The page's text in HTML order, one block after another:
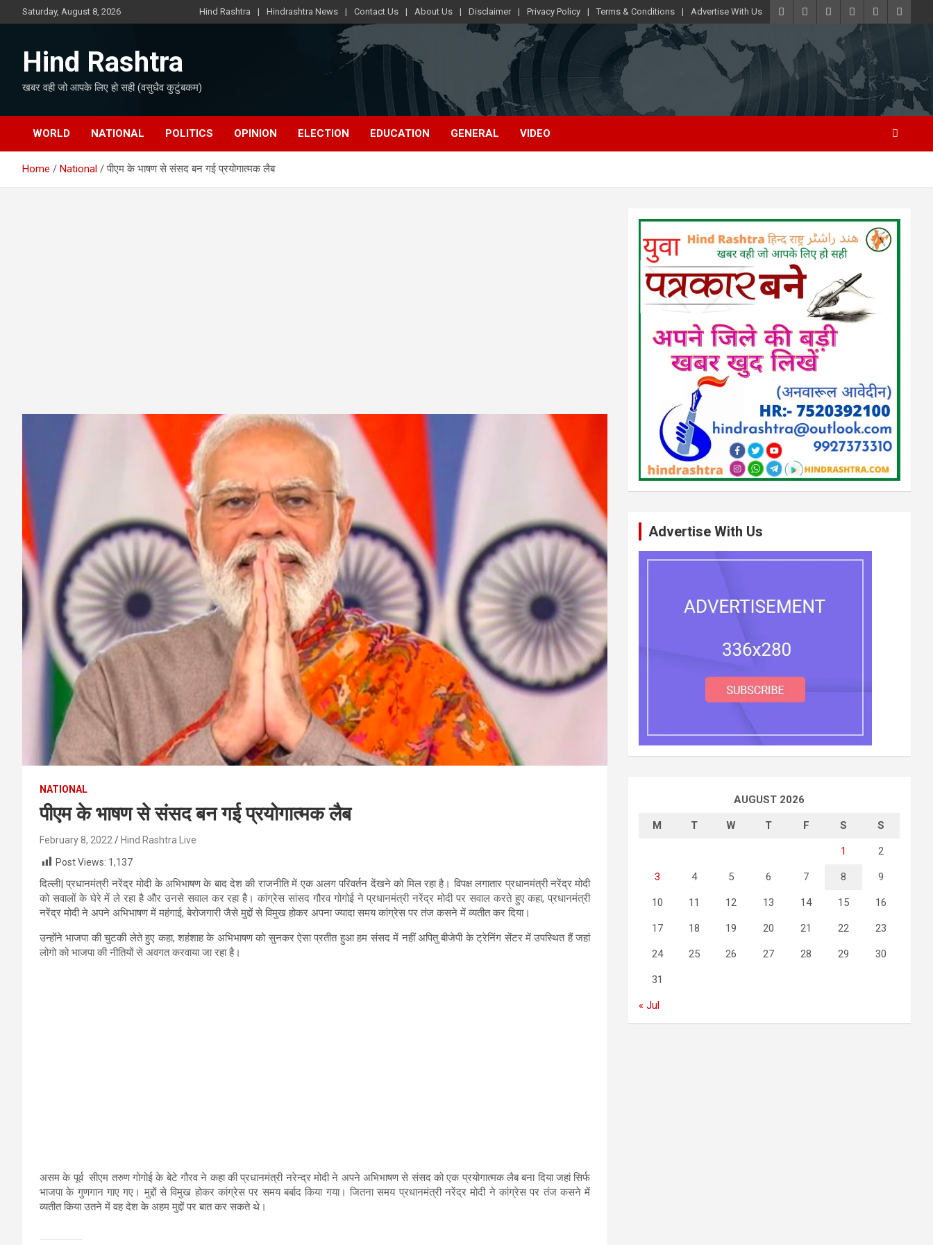
to
Saturday, August 8, 2026 Hind Rashtra Hindrashtra News Contact Us About Us Disclaimer Privacy Policy Terms & Conditions Advertise With Us
Hind Rashtra
खबर वही जो आपके लिए हो सही (वसुधैव कुटुंबकम)
WORLD NATIONAL POLITICS OPINION ELECTION EDUCATION GENERAL VIDEO
Home National पीएम के भाषण से संसद बन गई प्रयोगात्मक लैब
NATIONAL
पीएम के भाषण से संसद बन गई प्रयोगात्मक लैब
February 8, 2022
Hind Rashtra Live
Post Views: 1,137
दिल्ली| प्रधानमंत्री नरेंद्र मोदी के अभिभाषण के बाद देश की राजनीति में एक अलग परिवर्तन देंखने को मिल रहा है। विपक्ष लगातार प्रधानमंत्री नरेंद्र मोदी
को सवालों के घेरे में ले रहा है और उनसे सवाल कर रहा है। कांग्रेस सांसद गौरव गोगोई ने प्रधानमंत्री नरेंद्र मोदी पर सवाल करते हुए कहा, प्रधानमंत्री
नरेंद्र मोदी ने अपने अभिभाषण में महंगाई, बेरोजगारी जैसे मुद्दों से विमुख होकर अपना ज्यादा समय कांग्रेस पर तंज कसने में व्यतीत कर दिया।
उन्होंने भाजपा की चुटकी लेते हुए कहा, शहंशाह के अभिभाषण को सुनकर ऐसा प्रतीत हुआ हम संसद में नहीं अपितु बीजेपी के ट्रेनिंग सेंटर में उपस्थित हैं जहां
लोगो को भाजपा की नीतियों से अवगत करवाया जा रहा है।
असम के पूर्व सीएम तरुण गोगोई के बेटे गौरव ने कहा की प्रधानमंत्री नरेन्द्र मोदी ने अपने अभिभाषण से संसद को एक प्रयोगात्मक लैब बना दिया जहां सिर्फ
भाजपा के गुणगान गाए गए। मुद्दों से विमुख होकर कांग्रेस पर समय बर्बाद किया गया। जितना समय प्रधानमंत्री नरेंद्र मोदी ने कांग्रेस पर तंज कसने में
व्यतीत किया उतने में वह देश के अहम मुद्दों पर बात कर सकते थे।
Advertise With Us
AUGUST 2026
M T W T F S S
1 2
3 4 5 6 7 8 9
10 11 12 13 14 15 16
17 18 19 20 21 22 23
24 25 26 27 28 29 30
31
« Jul